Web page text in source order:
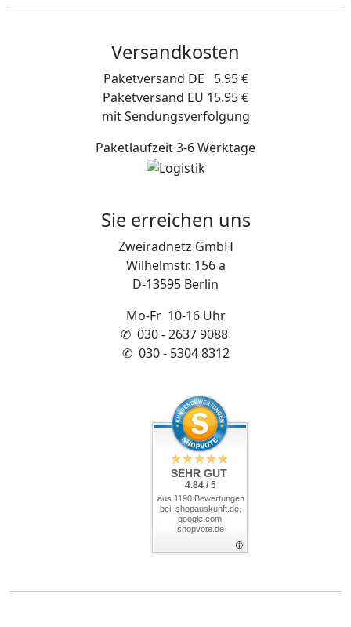
Versandkosten
Paketversand DE 5.95 €
Paketversand EU 15.95 €
mit Sendungsverfolgung
Paketlaufzeit 3-6 Werktage
Sie erreichen uns
Zweiradnetz GmbH
Wilhelmstr. 156 a
D-13595 Berlin
Mo-Fr 10-16 Uhr
✆ 030 - 2637 9088
✆ 030 - 5304 8312
SEHR GUT
4.84 / 5
aus 1190 Bewertungen
bei: shopauskunft.de,
google.com,
shopvote.de